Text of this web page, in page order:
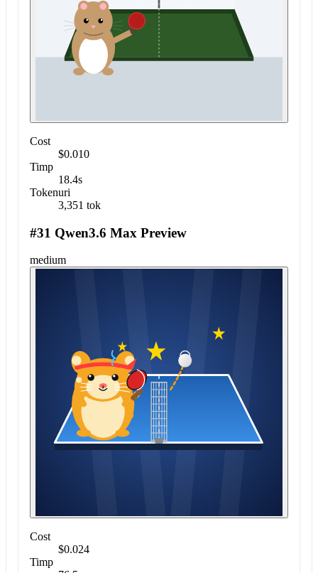
Cost
$0.010
Timp
18.4s
Tokenuri
3,351 tok
#31 Qwen3.6 Max Preview
medium
Cost
$0.024
Timp